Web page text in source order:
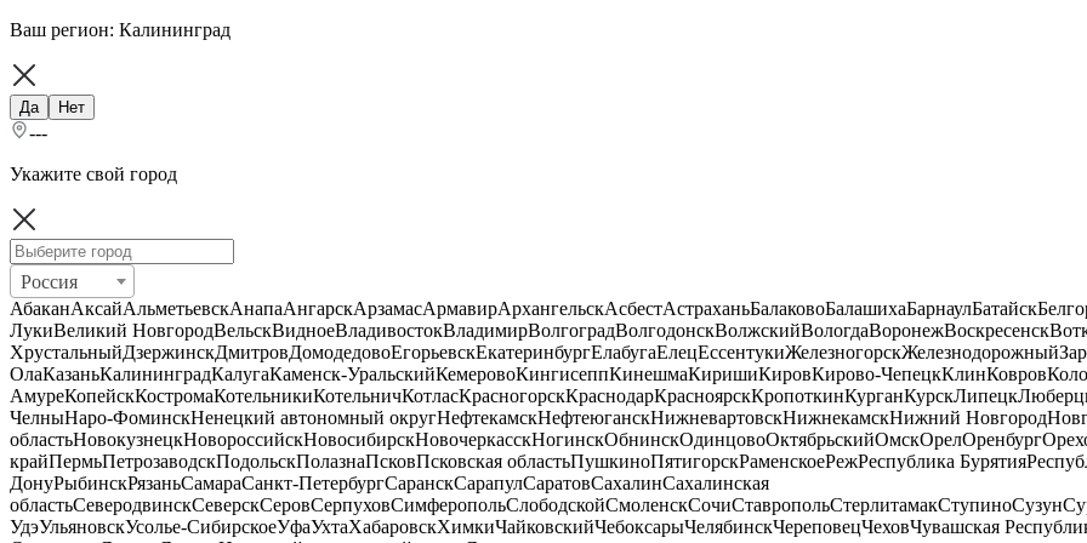
Ваш регион: Калининград
Да Нет
---
Укажите свой город
Россия
АбаканАксайАльметьевскАнапаАнгарскАрзамасАрмавирАрхангельскАсбестАстраханьБалаковоБалашихаБарнаулБатайск
ЛукиВеликий НовгородВельскВидноеВладивостокВладимирВолгоградВолгодонскВолжскийВологдаВоронежВоскресенск
ХрустальныйДзержинскДмитровДомодедовоЕгорьевскЕкатеринбургЕлабугаЕлецЕссентукиЖелезногорскЖелезнодорожный
ОлаКазаньКалининградКалугаКаменск-УральскийКемеровоКингисеппКинешмаКиришиКировКирово-ЧепецкКлинКовров
АмуреКопейскКостромаКотельникиКотельничКотласКрасногорскКраснодарКрасноярскКропоткинКурганКурскЛипецк
ЧелныНаро-ФоминскНенецкий автономный округНефтекамскНефтеюганскНижневартовскНижнекамскНижний Новгород
областьНовокузнецкНовороссийскНовосибирскНовочеркасскНогинскОбнинскОдинцовоОктябрьскийОмскОрелОренбург
крайПермьПетрозаводскПодольскПолазнаПсковПсковская областьПушкиноПятигорскРаменскоеРежРеспублика Бурятия
ДонуРыбинскРязаньСамараСанкт-ПетербургСаранскСарапулСаратовСахалинСахалинская
областьСеверодвинскСеверскСеровСерпуховСимферопольСлободскойСмоленскСочиСтавропольСтерлитамакСтупиноСузун
УдэУльяновскУсолье-СибирскоеУфаУхтаХабаровскХимкиЧайковскийЧебоксарыЧелябинскЧереповецЧеховЧувашская